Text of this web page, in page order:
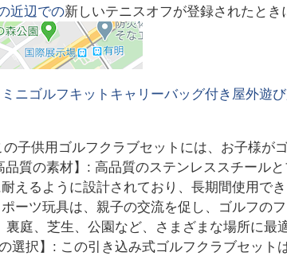
近辺での新しいテニスオフが登録されたとき
ニゴルフキットキャリーバッグ付き屋外遊び
子供用ゴルフクラブセットには、お子様が
質の素材】: 高品質のステンレススチール
えるように設計されており、長期間使用で
ーツ玩具は、親子の交流を促し、ゴルフの
庭、芝生、公園など、さまざまな場所に最
選択】: この引き込み式ゴルフクラブセット